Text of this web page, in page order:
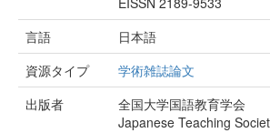
言語
日本語
資源タイプ
学術雑誌論文
出版者
全国大学国語教育学会
Japanese Teaching